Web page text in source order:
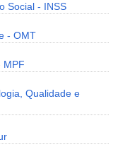
Social - INSS
- OMT
MPF
Qualidade e